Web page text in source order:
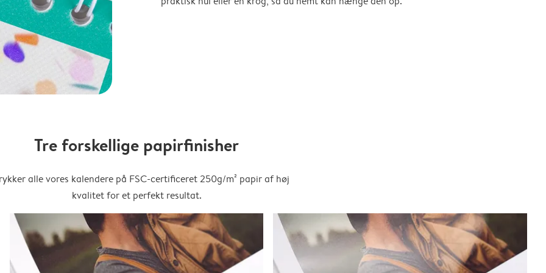
Tre forskellige papirfinisher
alle vores kalendere på FSC-certificeret 250g/m² papir af høj
kvalitet for et perfekt resultat.